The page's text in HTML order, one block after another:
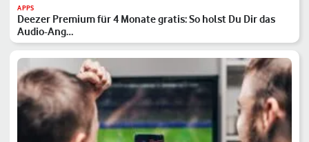
APPS
Deezer Premium für 4 Monate gratis: So holst Du Dir das
Audio-Ang…